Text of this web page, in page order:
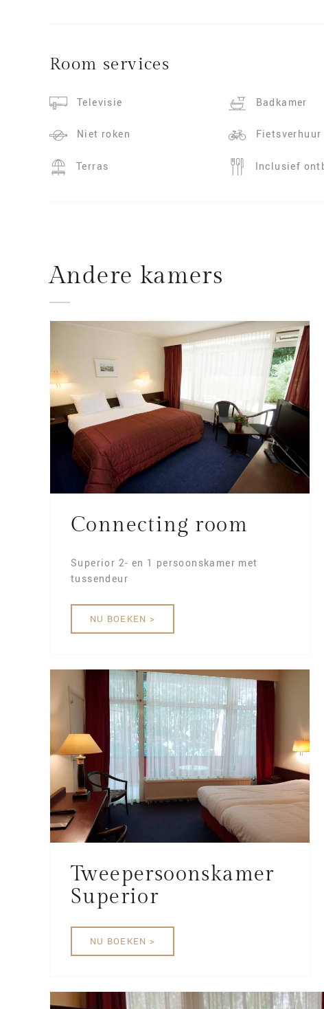
Room services
Televisie Badkamer
Niet roken Fietsverhuur
Terras Inclusief
Andere kamers
Connecting room
Superior 2- en 1 persoonskamer met
tussendeur
NU BOEKEN >
Tweepersoonskamer
Superior
NU BOEKEN >